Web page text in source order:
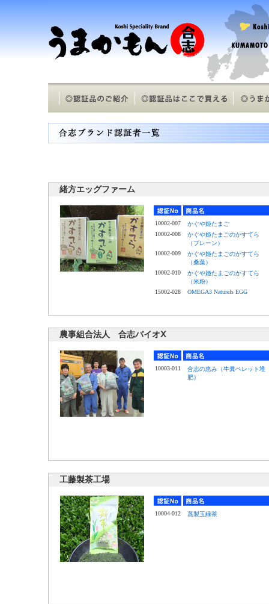
緒方エッグファーム
10002-007
かぐや姫たまご
10002-008
かぐや姫たまごのかすてら
（プレーン）
10002-009
かぐや姫たまごのかすてら
（桑葉）
10002-010
かぐや姫たまごのかすてら
（米粉）
15002-028
OMEGA3 Naturels EGG
農事組合法人 合志バイオⅩ
10003-011
合志の恵み（牛糞ペレット堆
肥）
工藤製茶工場
10004-012 蒸製玉緑茶